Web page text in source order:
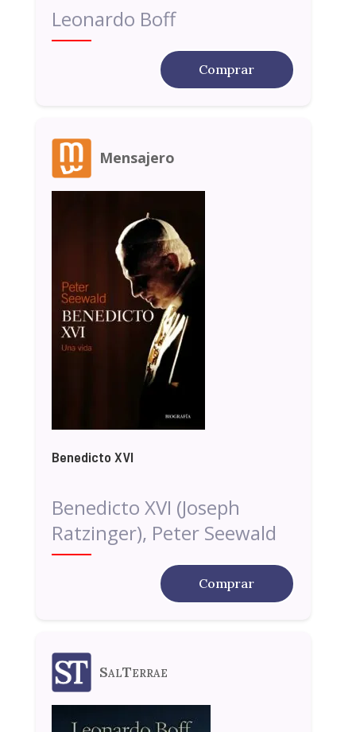
Leonardo Boff
Comprar
Mensajero
Benedicto XVI
Benedicto XVI (Joseph
Ratzinger), Peter Seewald
Comprar
SalTerrae